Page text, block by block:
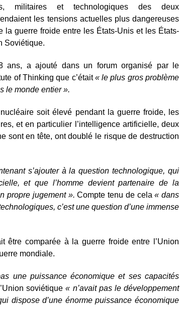
militaires et technologiques des deux
les tensions actuelles plus dangereuses
la guerre froide entre les États-Unis et les États-
Soviétique.
ans, a ajouté dans un forum organisé par le
of Thinking que c’était« le plus gros problème
le monde entier ».
soit élevé pendant la guerre froide, les
et en particulier l’intelligence artificielle, deux
sont en tête, ont doublé le risque de destruction
s’ajouter à la question technologique, qui
et que l’homme devient partenaire de la
propre jugement ». Compte tenu de cela« dans
c’est une question d’une immense
être comparée à la guerre froide entre l’Union
mondiale.
une puissance économique et ses capacités
soviétique « n’avait pas le développement
dispose d’une énorme puissance économique